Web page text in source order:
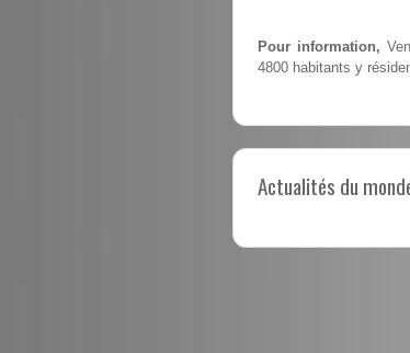
Pour information,
4800 habitants y
Actualités du